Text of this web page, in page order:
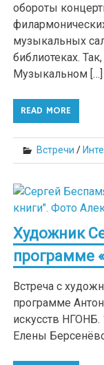
обороты
музыкальных
библиотеках.
Музыкальном […]
READ MORE
Встречи /
Художник
программе
Встреча с
программе
искусств НГОНБ.
Елены